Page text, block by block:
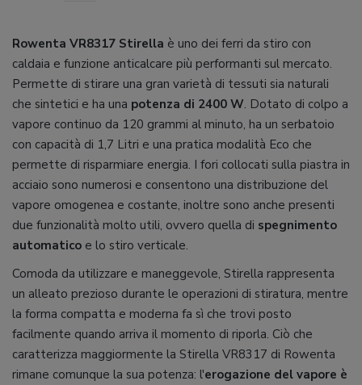
Rowenta VR8317 Stirella è uno dei ferri da stiro con
caldaia e funzione anticalcare più performanti sul mercato.
Permette di stirare una gran varietà di tessuti sia naturali
che sintetici e ha una potenza di 2400 W. Dotato di colpo a
vapore continuo da 120 grammi al minuto, ha un serbatoio
con capacità di 1,7 Litri e una pratica modalità Eco che
permette di risparmiare energia. I fori collocati sulla piastra in
acciaio sono numerosi e consentono una distribuzione del
vapore omogenea e costante, inoltre sono anche presenti
due funzionalità molto utili, ovvero quella di spegnimento
automatico e lo stiro verticale.
Comoda da utilizzare e maneggevole, Stirella rappresenta
un alleato prezioso durante le operazioni di stiratura, mentre
la forma compatta e moderna fa sì che trovi posto
facilmente quando arriva il momento di riporla. Ciò che
caratterizza maggiormente la Stirella VR8317 di Rowenta
rimane comunque la sua potenza: l'erogazione del vapore è